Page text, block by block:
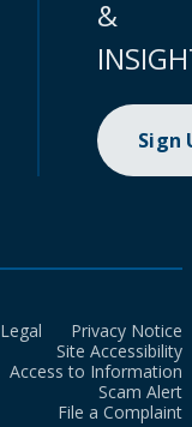
&
Sign
Legal
Privacy Notice
Site Accessibility
Access to Information
Scam Alert
File a Complaint